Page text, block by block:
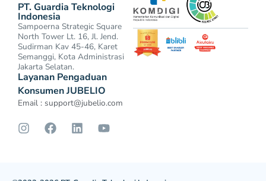
PT. Guardia Teknologi
Indonesia
Sampoerna Strategic Square
North Tower Lt. 16, Jl. Jend.
Sudirman Kav 45-46, Karet
Semanggi, Kota Administrasi
Jakarta Selatan.
Layanan Pengaduan
Konsumen JUBELIO
Email : support@jubelio.com